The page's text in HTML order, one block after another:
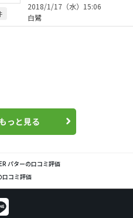
2018/1/17（水）15:06
白鷺
っと見る
パターの口コミ評価
口コミ評価